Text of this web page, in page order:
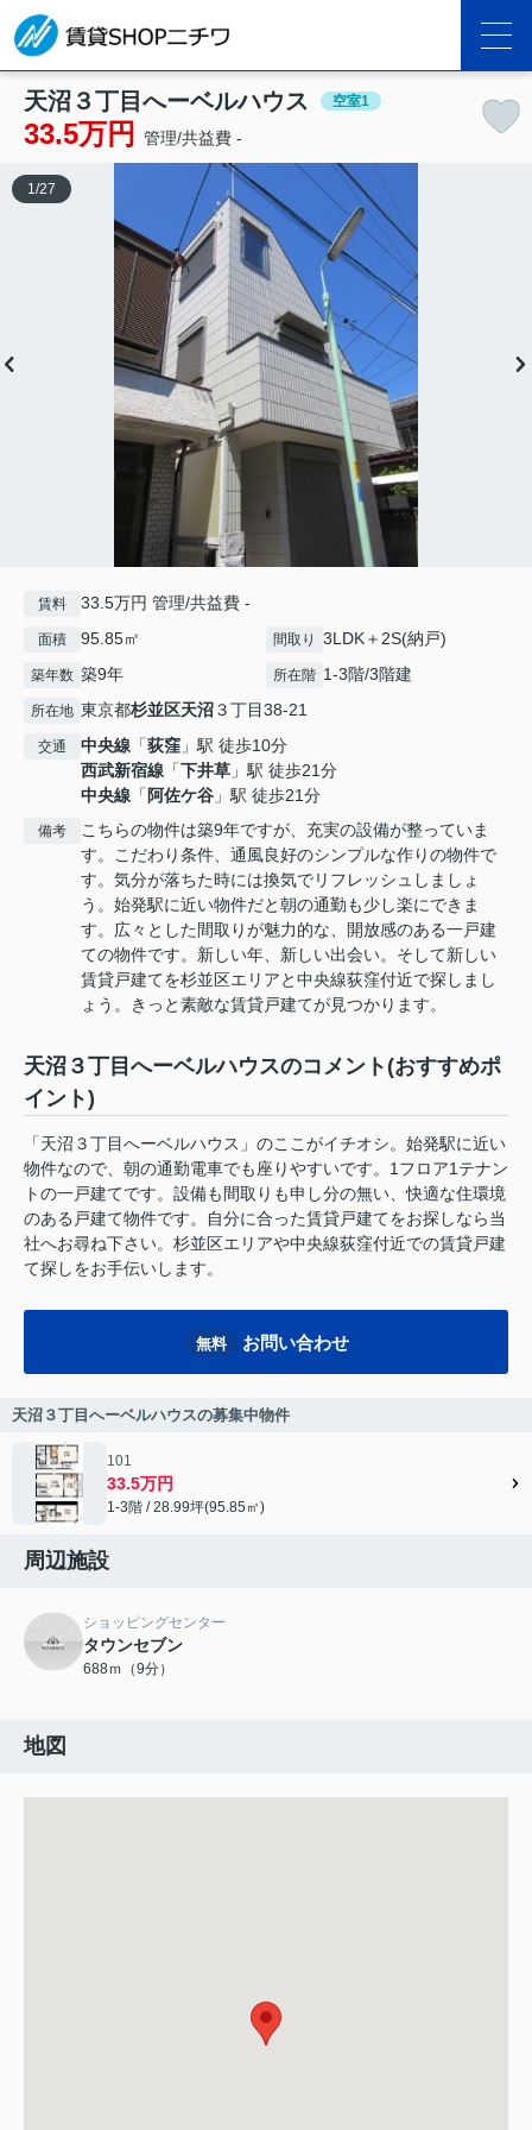
天沼３丁目へーベルハウス 空室1
33.5万円 管理/共益費 -
1 /27
賃料 33.5万円 管理/共益費 -
面積 95.85㎡ 間取り 3LDK＋2S(納戸)
築年数 築9年 所在階 1-3階/3階建
所在地 東京都杉並区天沼３丁目38-21
交通 中央線 「荻窪 」駅 徒歩10分
西武新宿線 「下井草 」駅 徒歩21分
中央線 「 阿佐ケ谷 」駅 徒歩21分
備考
こちらの物件は築9年ですが、充実の設備が整っていま
す。こだわり条件、通風良好のシンプルな作りの物件で
す。気分が落ちた時には換気でリフレッシュしましょ
う。始発駅に近い物件だと朝の通勤も少し楽にできま
す。広々とした間取りが魅力的な、開放感のある一戸建
ての物件です。新しい年、新しい出会い。そして新しい
賃貸戸建てを杉並区エリアと中央線荻窪付近で探しまし
ょう。きっと素敵な賃貸戸建てが見つかります。
天沼３丁目へーベルハウスのコメント(おすすめポ
イント)
「天沼３丁目へーベルハウス」のここがイチオシ。始発駅に近い
物件なので、朝の通勤電車でも座りやすいです。1フロア1テナン
トの一戸建てです。設備も間取りも申し分の無い、快適な住環境
のある戸建て物件です。自分に合った賃貸戸建てをお探しなら当
社へお尋ね下さい。杉並区エリアや中央線荻窪付近での賃貸戸建
て探しをお手伝いします。
無料 お問い合わせ
天沼３丁目へーベルハウスの募集中物件
101
33.5万円
1-3階 / 28.99坪(95.85㎡)
周辺施設
ショッピングセンター
タウンセブン
688ｍ（9分）
地図